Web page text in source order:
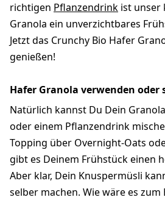
richtigen Pflanzendrink ist unser
Granola ein unverzichtbares
Jetzt das Crunchy Bio Hafer
genießen!
Hafer Granola verwenden oder
Natürlich kannst Du Dein
oder einem Pflanzendrink
Topping über Overnight-Oats
gibt es Deinem Frühstück einen
Aber klar, Dein Knuspermüsli
selber machen. Wie wäre es